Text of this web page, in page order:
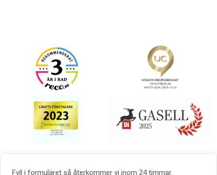
Fyll i formuläret så återkommer vi inom 24 timmar.